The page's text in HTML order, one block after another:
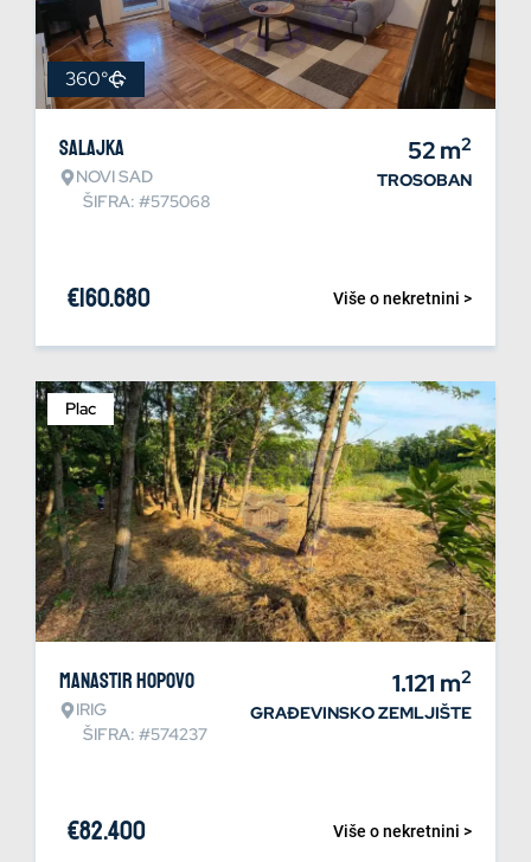
360°
Salajka
NOVI SAD
ŠIFRA: #575068
52m2
TROSOBAN
Više o nekretnini >
€160.680
Plac
Manastir Hopovo
IRIG
ŠIFRA: #574237
1.121 m2
GRAĐEVINSKO ZEMLJIŠTE
Više o nekretnini >
€82.400